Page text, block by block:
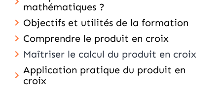
mathématiques ?
Objectifs et utilités de la formation
Comprendre le produit en croix
Maîtriser le calcul du produit en croix
Application pratique du produit en
croix